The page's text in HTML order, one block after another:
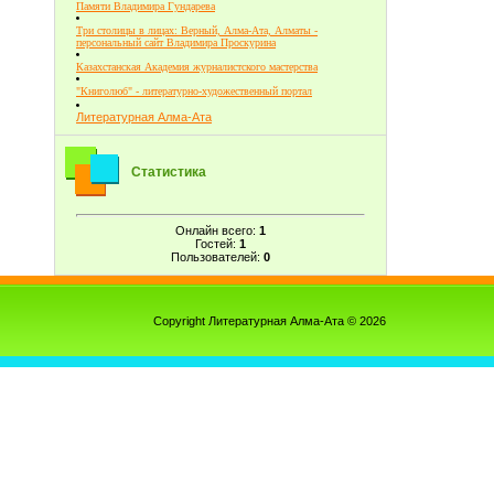
Памяти Владимира Гундарева
Три столицы в лицах: Верный, Алма-Ата, Алматы -
персональный сайт Владимира Проскурина
Казахстанская Академия журналистского мастерства
"Книголюб" - литературно-художественный портал
Литературная Алма-Ата
Статистика
Онлайн всего: 1
Гостей: 1
Пользователей: 0
Copyright Литературная Алма-Ата © 2026